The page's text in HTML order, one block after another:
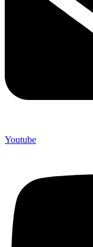
Youtube